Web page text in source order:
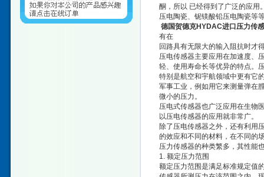
酮，所以 已经得到了广泛的应用
压电陶瓷、铌镁酸铅压电陶瓷等
德国贺德克HYDAC进口压力传
有在
回路具有无限大的输入阻抗时才
压电传感器主要应用在加速度、
轻、使用寿命长等优异的特点。
特别是航空和宇航领域中更有它
军事工业，例如用它来测量弹在
微小的压力。
压电式传感器也广泛应用在生物
以压电传感器的应用就非常广。
除了压电传感器之外，还有利用
的效应和不同的材料，在不同的
压力传感器的种类繁多，其性能
1. 额定压力范围
额定压力范围是满足标准规定值